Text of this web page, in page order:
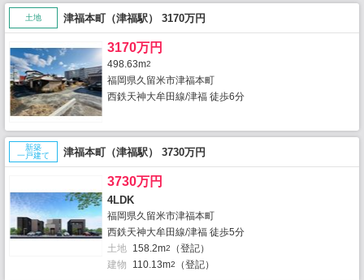
土地 津福本町（津福駅） 3170万円
3170万円
498.63m2
福岡県久留米市津福本町
西鉄天神大牟田線/津福 徒歩6分
新築
一戸建て
津福本町（津福駅） 3730万円
3730万円
4LDK
福岡県久留米市津福本町
西鉄天神大牟田線/津福 徒歩5分
土地 158.2m2
（登記）
建物
110.13m2 （登記）